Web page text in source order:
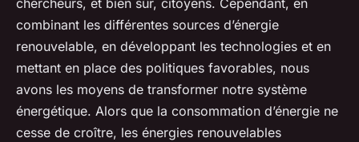
chercheurs, et bien sûr, citoyens. Cependant, en
combinant les différentes sources d’énergie
renouvelable, en développant les technologies et en
mettant en place des politiques favorables, nous
avons les moyens de transformer notre système
énergétique. Alors que la consommation d’énergie ne
cesse de croître, les énergies renouvelables